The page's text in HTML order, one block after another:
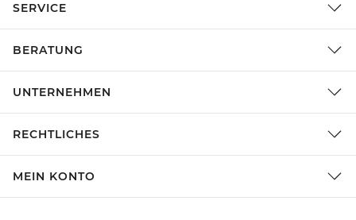
SERVICE
BERATUNG
UNTERNEHMEN
RECHTLICHES
MEIN KONTO